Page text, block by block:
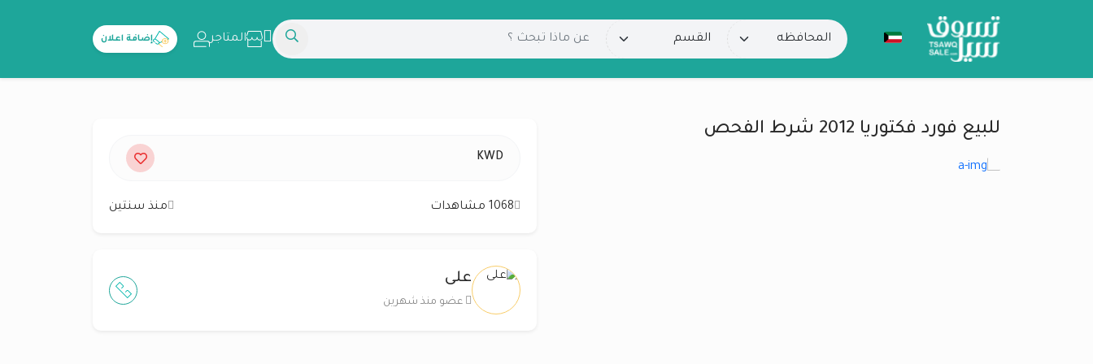
المتاجر إضافة اعلان
للبيع فورد فكتوريا 2012 شرط الفحص
KWD
1068 مشاهدات منذ سنتين
على
عضو منذ شهرين